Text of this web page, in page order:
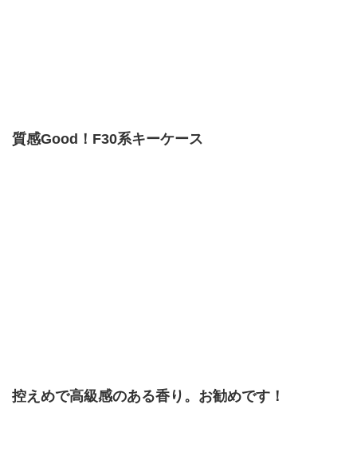
質感Good！F30系キーケース
控えめで高級感のある香り。お勧めです！